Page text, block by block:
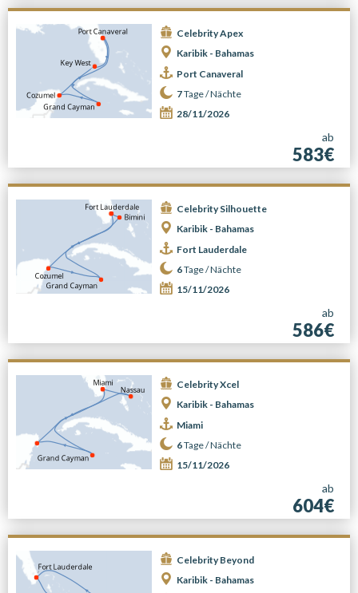
Celebrity Apex
Karibik - Bahamas
Port Canaveral
7Tage /Nächte
28/11/2026
ab
583€
Celebrity Silhouette
Karibik - Bahamas
Fort Lauderdale
6Tage /Nächte
15/11/2026
ab
586€
Celebrity Xcel
Karibik - Bahamas
Miami
6Tage /Nächte
15/11/2026
ab
604€
Celebrity Beyond
Karibik - Bahamas